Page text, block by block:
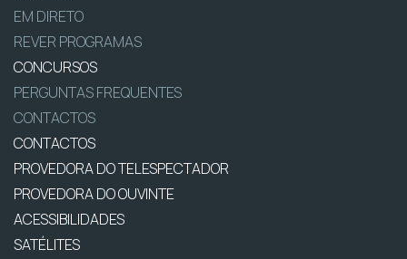
EM DIRETO
REVER PROGRAMAS
CONCURSOS
PERGUNTAS FREQUENTES
CONTACTOS
CONTACTOS
PROVEDORA DO TELESPECTADOR
PROVEDORA DO OUVINTE
ACESSIBILIDADES
SATÉLITES